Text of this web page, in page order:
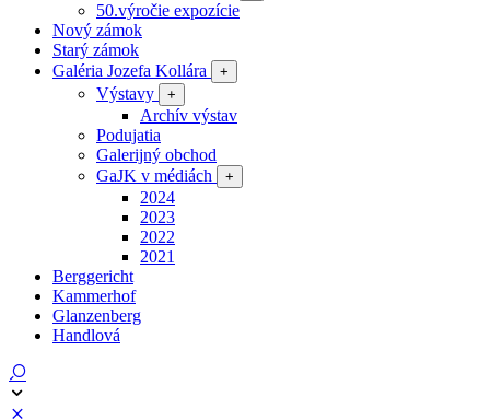
50.výročie expozície
Nový zámok
Starý zámok
Galéria Jozefa Kollára
+
Výstavy +
Archív výstav
Podujatia
Galerijný obchod
GaJK v médiách
+
2024
2023
2022
2021
Berggericht
Kammerhof
Glanzenberg
Handlová